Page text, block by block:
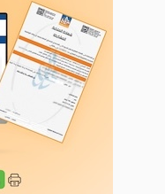
Arrissala
à naviguer, vous nous
de mesure d'audience